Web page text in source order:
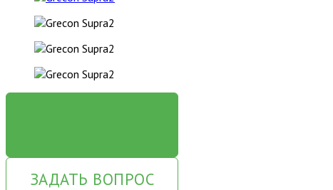
ЗАДАТЬ ВОПРОС